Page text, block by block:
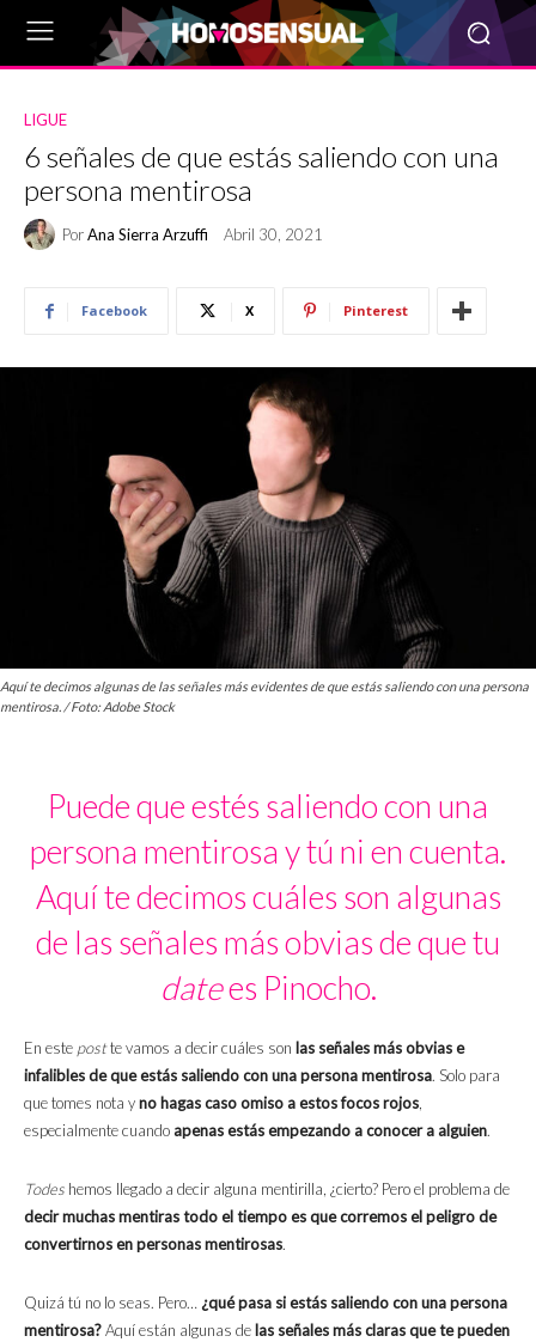
LIGUE
6 señales de que estás saliendo con una
persona mentirosa
PorAna Sierra Arzuffi Abril 30, 2021
Facebook X Pinterest
Aquí te decimos algunas de las señales más evidentes de que estás saliendo con una persona
mentirosa. / Foto: Adobe Stock
Puede que estés saliendo con una
persona mentirosa y tú ni en cuenta.
Aquí te decimos cuáles son algunas
de las señales más obvias de que tu
datees Pinocho.
En este postte vamos a decir cuáles son las señales más obvias e
infalibles de que estás saliendo con una persona mentirosa. Solo para
que tomes nota yno hagas caso omiso a estos focos rojos,
especialmente cuando apenas estás empezando a conocer a alguien.
Todes hemos llegado a decir alguna mentirilla, ¿cierto? Pero el problema de
decir muchas mentiras todo el tiempo es que corremos el peligro de
convertirnos en personas mentirosas.
Quizá tú no lo seas. Pero…¿qué pasa si estás saliendo con una persona
mentirosa?Aquí están algunas de las señales más claras que te pueden